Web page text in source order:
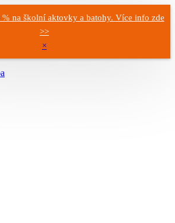
na školní aktovky a batohy. Více info zde
>>
×